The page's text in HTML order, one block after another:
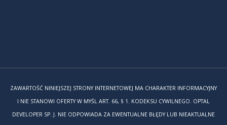
ZAWARTOŚĆ NINIEJSZEJ STRONY INTERNETOWEJ MA CHARAKTER INFORMACYJNY
I NIE STANOWI OFERTY W MYŚL ART. 66, § 1. KODEKSU CYWILNEGO. OPTAL
DEVELOPER SP. J. NIE ODPOWIADA ZA EWENTUALNE BŁĘDY LUB NIEAKTUALNE